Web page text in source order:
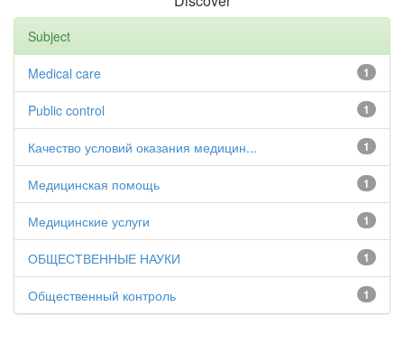
Subject
1
Medical care
1
Public control
1
Качество условий оказания медицин...
1
Медицинская помощь
1
Медицинские услуги
1
ОБЩЕСТВЕННЫЕ НАУКИ
1
Общественный контроль